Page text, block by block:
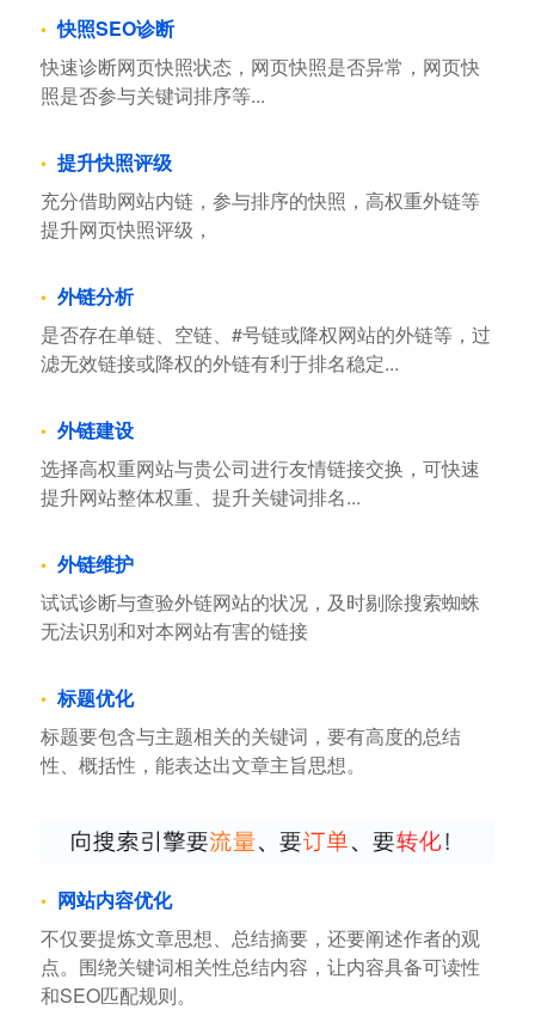
快照SEO诊断
快速诊断网页快照状态，网页快照是否异常，网页快
照是否参与关键词排序等...
提升快照评级
充分借助网站内链，参与排序的快照，高权重外链等
提升网页快照评级，
外链分析
是否存在单链、空链、#号链或降权网站的外链等，过
滤无效链接或降权的外链有利于排名稳定...
外链建设
选择高权重网站与贵公司进行友情链接交换，可快速
提升网站整体权重、提升关键词排名...
外链维护
试试诊断与查验外链网站的状况，及时剔除搜索蜘蛛
无法识别和对本网站有害的链接
标题优化
标题要包含与主题相关的关键词，要有高度的总结
性、概括性，能表达出文章主旨思想。
网站内容优化
不仅要提炼文章思想、总结摘要，还要阐述作者的观
点。围绕关键词相关性总结内容，让内容具备可读性
和SEO匹配规则。